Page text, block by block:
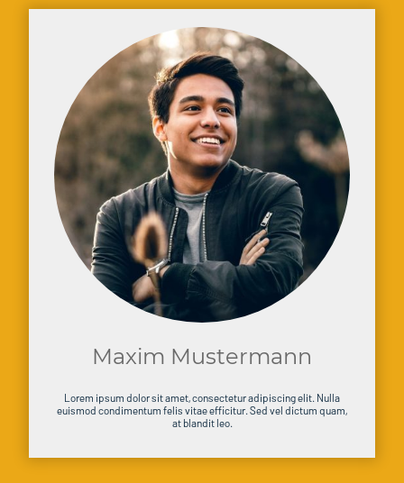
Maxim Mustermann
Lorem ipsum dolor sit amet, consectetur adipiscing elit. Nulla
euismod condimentum felis vitae efficitur. Sed vel dictum quam,
at blandit leo.